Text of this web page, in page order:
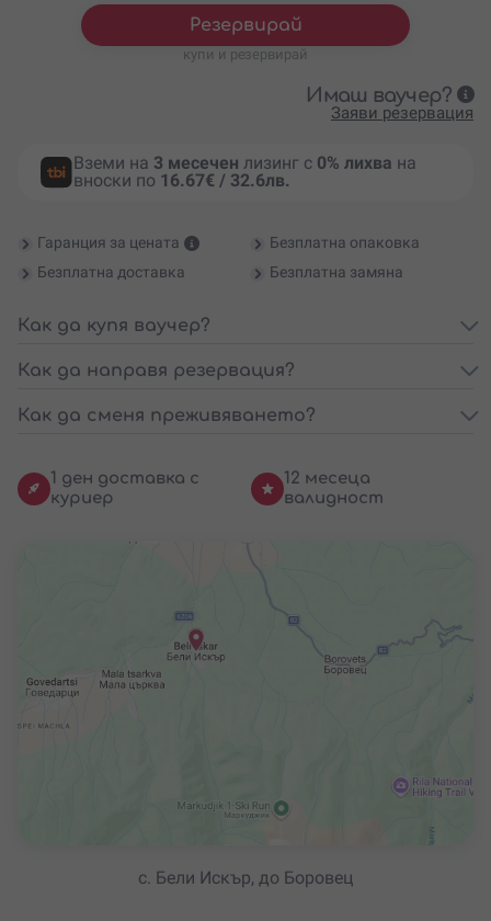
Резервирай
купи и резервирай
Имаш ваучер?
Заяви резервация
Вземи на 3 месечен лизинг с 0% лихва на
вноски по 16.67€ / 32.6лв.
Гаранция за цената
Безплатна опаковка
Безплатна доставка
Безплатна замяна
Как да купя ваучер?
Как да направя резервация?
Как да сменя преживяването?
1 ден доставка с
куриер
12 месеца
валидност
с. Бели Искър, до Боровец